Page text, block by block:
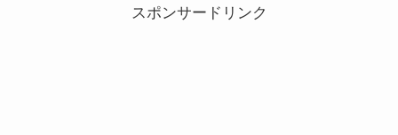
スポンサードリンク